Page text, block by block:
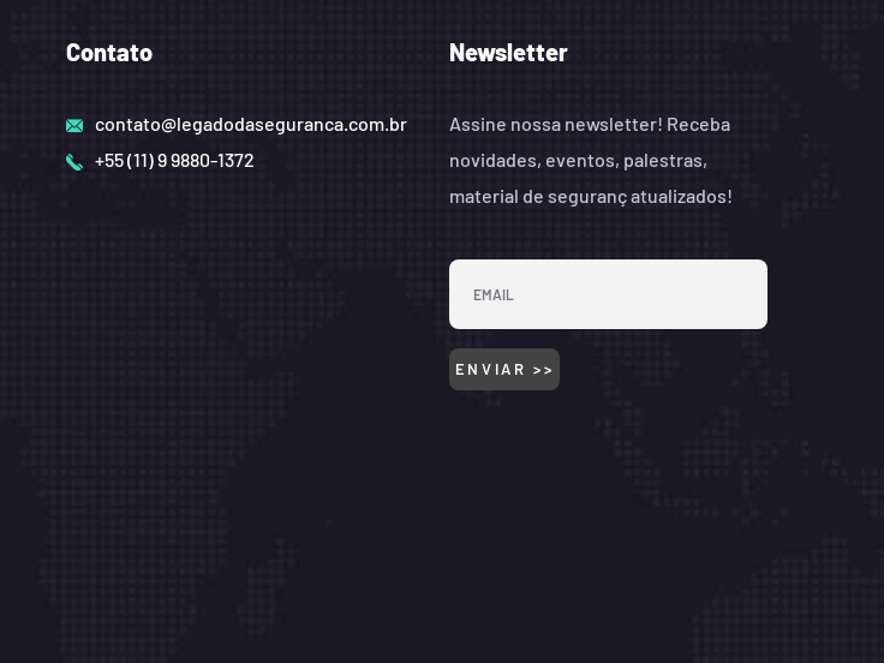
Contato
contato@legadodaseguranca.com.br
+55 (11) 9 9880-1372
Newsletter
Assine nossa newsletter! Receba
novidades, eventos, palestras,
material de seguranç atualizados!